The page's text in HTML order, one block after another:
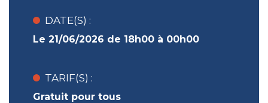
DATE(S) :
Le 21/06/2026 de 18h00 à 00h00
TARIF(S) :
Gratuit pour tous